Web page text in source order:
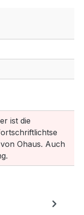
ist die
Ohaus. Auch